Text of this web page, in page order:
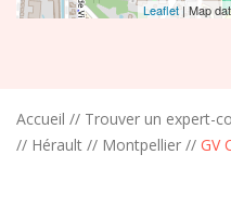
Leaflet | Map
Accueil // Trouver un expert-
// Hérault // Montpellier // GV